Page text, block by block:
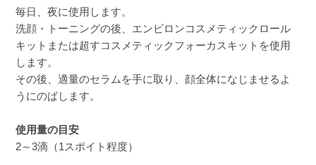
毎日、夜に使用します。
洗顔・トーニングの後、エンビロンコスメティックロール
キットまたは超すコスメティックフォーカスキットを使用
します。
その後、適量のセラムを手に取り、顔全体になじませるよ
うにのばします。
使用量の目安
2～3滴（1スポイト程度）